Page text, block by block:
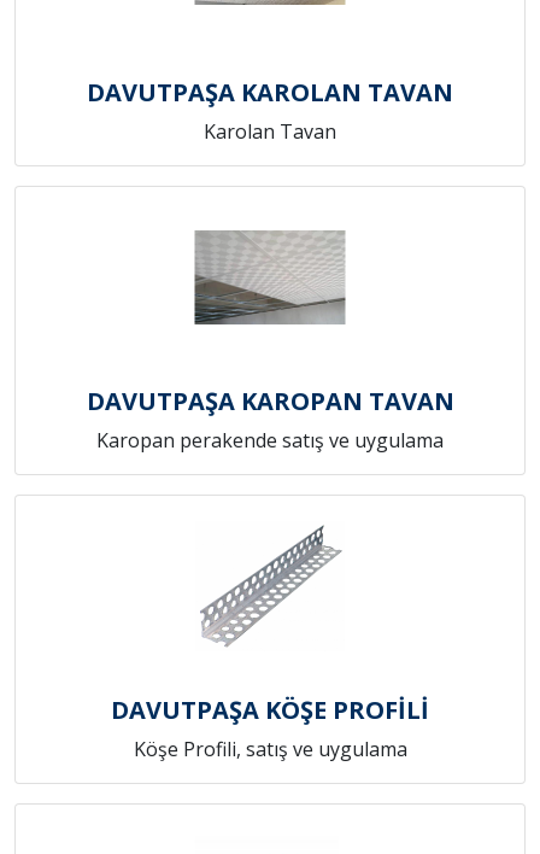
DAVUTPAŞA KAROLAN TAVAN
Karolan Tavan
DAVUTPAŞA KAROPAN TAVAN
Karopan perakende satış ve uygulama
DAVUTPAŞA KÖŞE PROFİLİ
Köşe Profili, satış ve uygulama